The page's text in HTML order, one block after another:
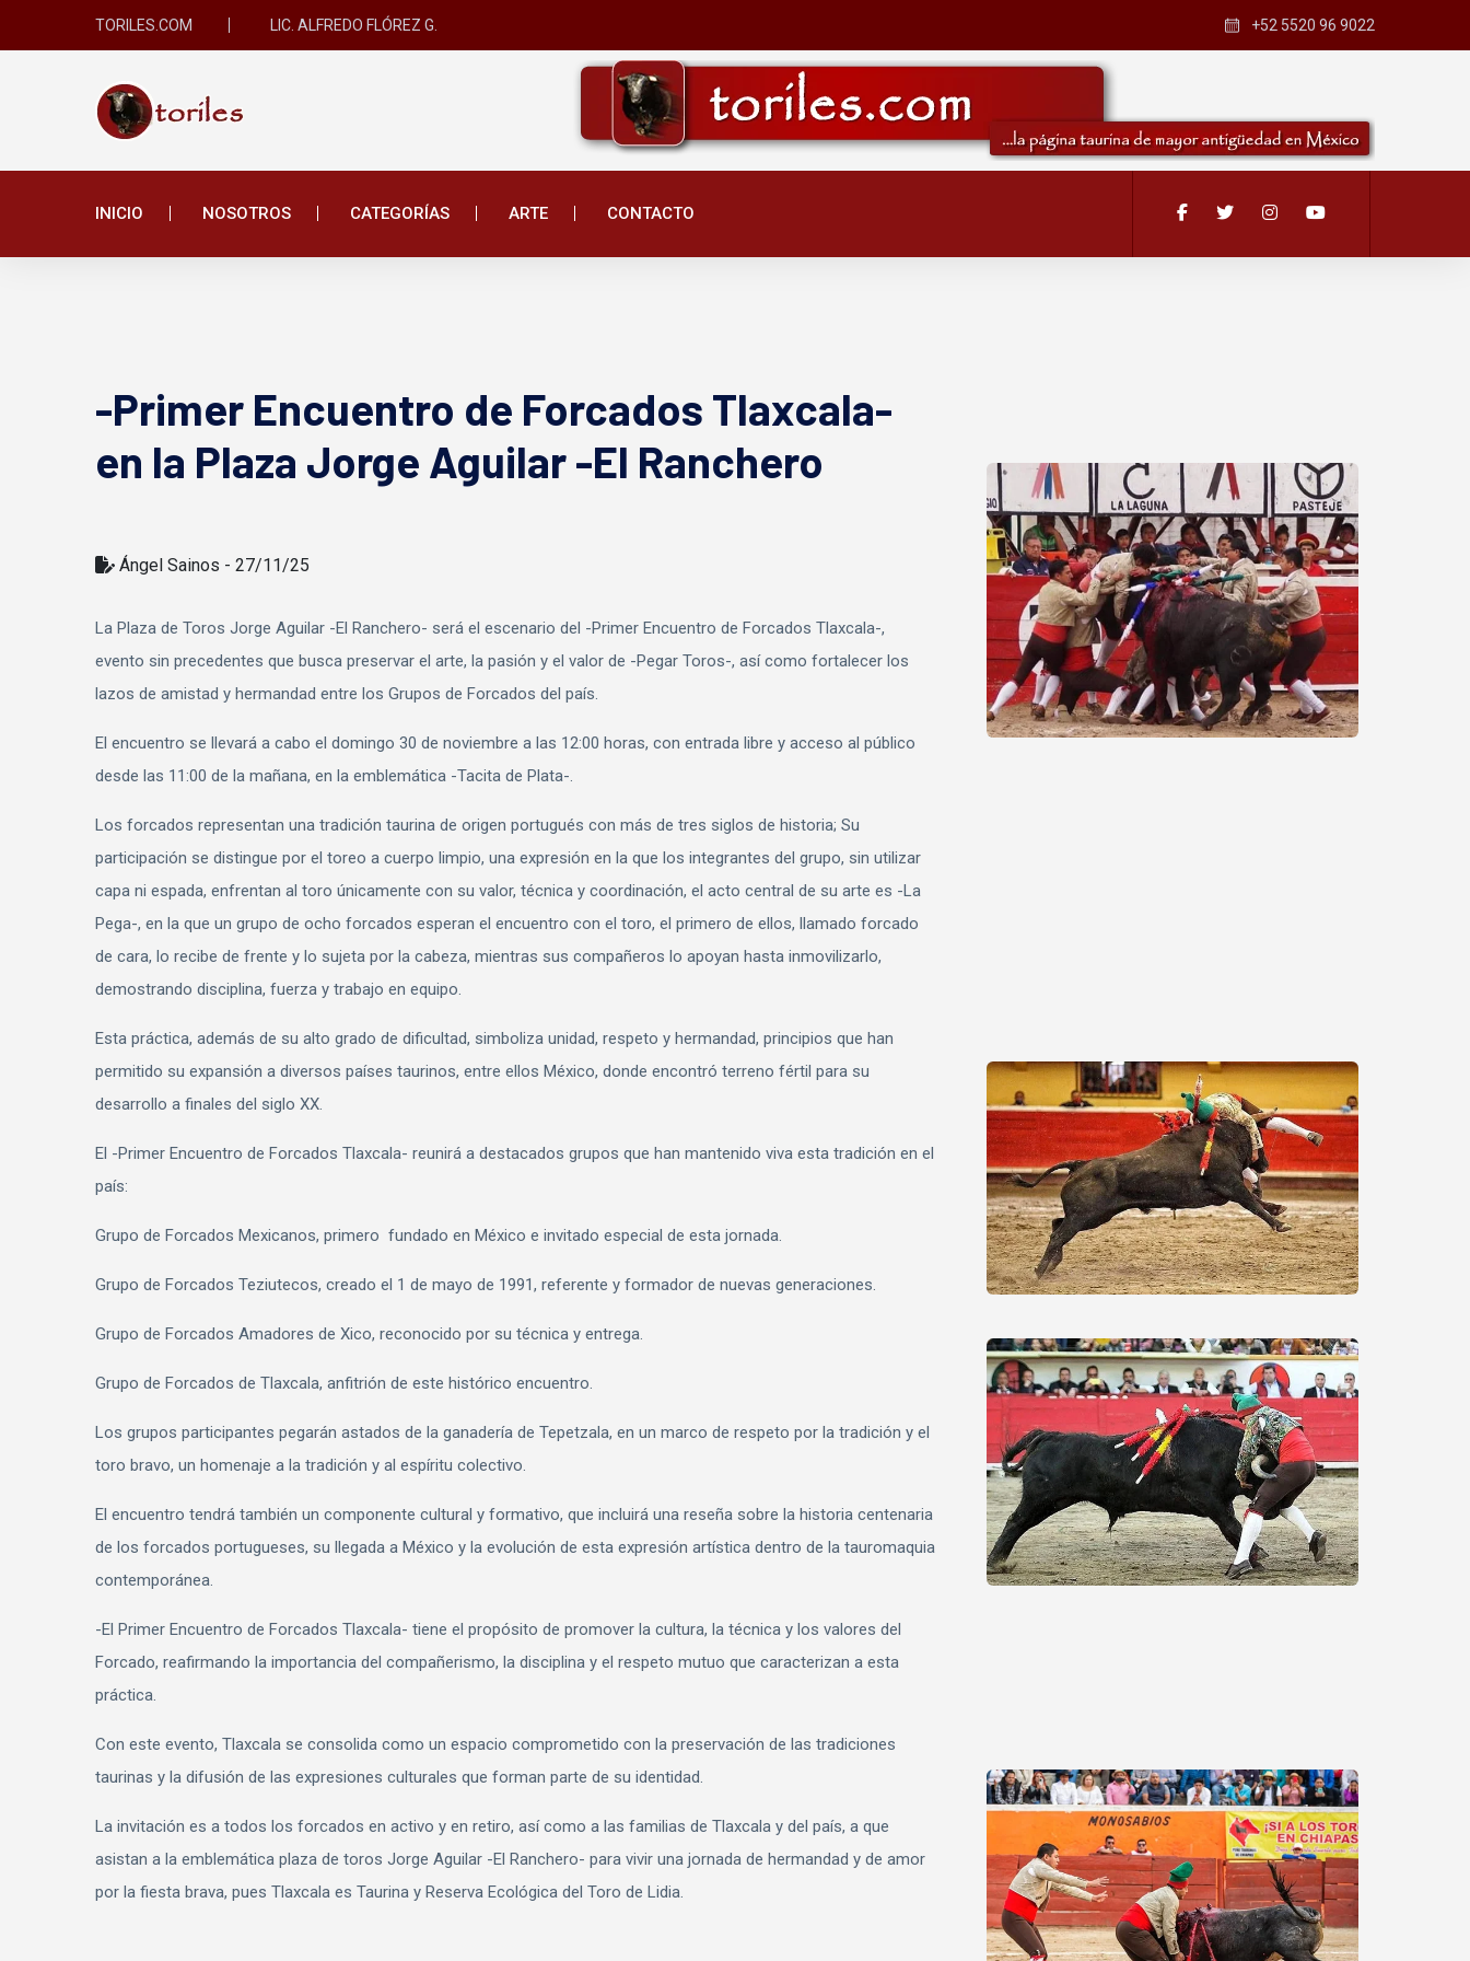
TORILES.COM LIC. ALFREDO FLÓREZ G. +52 5520 96 9022
INICIO NOSOTROS CATEGORÍAS ARTE CONTACTO
-Primer Encuentro de Forcados Tlaxcala-
en la Plaza Jorge Aguilar -El Ranchero
Ángel Sainos - 27/11/25
La Plaza de Toros Jorge Aguilar -El Ranchero- será el escenario del -Primer Encuentro de Forcados Tlaxcala-,
evento sin precedentes que busca preservar el arte, la pasión y el valor de -Pegar Toros-, así como fortalecer los
lazos de amistad y hermandad entre los Grupos de Forcados del país.
El encuentro se llevará a cabo el domingo 30 de noviembre a las 12:00 horas, con entrada libre y acceso al público
desde las 11:00 de la mañana, en la emblemática -Tacita de Plata-.
Los forcados representan una tradición taurina de origen portugués con más de tres siglos de historia; Su
participación se distingue por el toreo a cuerpo limpio, una expresión en la que los integrantes del grupo, sin utilizar
capa ni espada, enfrentan al toro únicamente con su valor, técnica y coordinación, el acto central de su arte es -La
Pega-, en la que un grupo de ocho forcados esperan el encuentro con el toro, el primero de ellos, llamado forcado
de cara, lo recibe de frente y lo sujeta por la cabeza, mientras sus compañeros lo apoyan hasta inmovilizarlo,
demostrando disciplina, fuerza y trabajo en equipo.
Esta práctica, además de su alto grado de dificultad, simboliza unidad, respeto y hermandad, principios que han
permitido su expansión a diversos países taurinos, entre ellos México, donde encontró terreno fértil para su
desarrollo a finales del siglo XX.
El -Primer Encuentro de Forcados Tlaxcala- reunirá a destacados grupos que han mantenido viva esta tradición en el
país:
Grupo de Forcados Mexicanos, primero fundado en México e invitado especial de esta jornada.
Grupo de Forcados Teziutecos, creado el 1 de mayo de 1991, referente y formador de nuevas generaciones.
Grupo de Forcados Amadores de Xico, reconocido por su técnica y entrega.
Grupo de Forcados de Tlaxcala, anfitrión de este histórico encuentro.
Los grupos participantes pegarán astados de la ganadería de Tepetzala, en un marco de respeto por la tradición y el
toro bravo, un homenaje a la tradición y al espíritu colectivo.
El encuentro tendrá también un componente cultural y formativo, que incluirá una reseña sobre la historia centenaria
de los forcados portugueses, su llegada a México y la evolución de esta expresión artística dentro de la tauromaquia
contemporánea.
-El Primer Encuentro de Forcados Tlaxcala- tiene el propósito de promover la cultura, la técnica y los valores del
Forcado, reafirmando la importancia del compañerismo, la disciplina y el respeto mutuo que caracterizan a esta
práctica.
Con este evento, Tlaxcala se consolida como un espacio comprometido con la preservación de las tradiciones
taurinas y la difusión de las expresiones culturales que forman parte de su identidad.
La invitación es a todos los forcados en activo y en retiro, así como a las familias de Tlaxcala y del país, a que
asistan a la emblemática plaza de toros Jorge Aguilar -El Ranchero- para vivir una jornada de hermandad y de amor
por la fiesta brava, pues Tlaxcala es Taurina y Reserva Ecológica del Toro de Lidia.